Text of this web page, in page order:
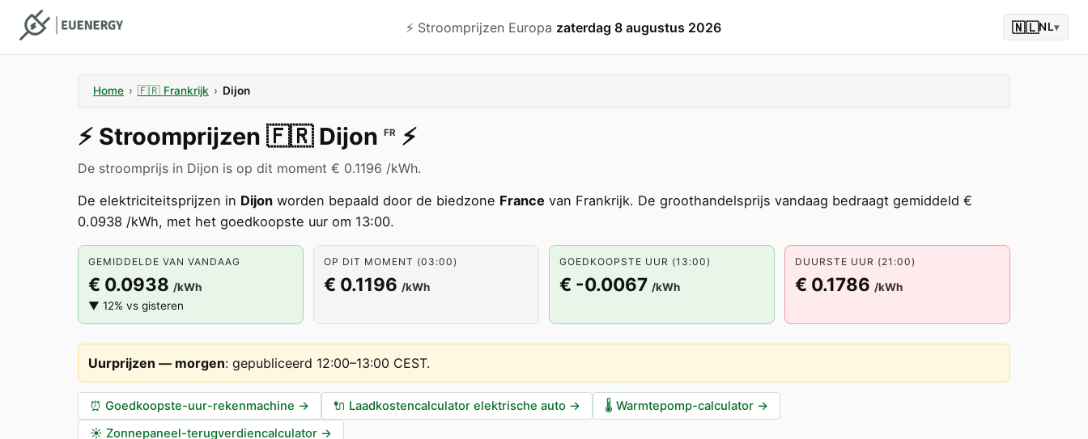
⚡️ Stroomprijzen Europa zaterdag 8 augustus 2026 🇳🇱NL▾
Home › 🇫🇷 Frankrijk › Dijon
⚡️ Stroomprijzen 🇫🇷 Dijon FR ⚡️
De stroomprijs in Dijon is op dit moment € 0.1196 /kWh.
De elektriciteitsprijzen in Dijon worden bepaald door de biedzone France van Frankrijk. De groothandelsprijs vandaag bedraagt gemiddeld €
0.0938 /kWh, met het goedkoopste uur om 13:00.
GEMIDDELDE VAN VANDAAG
€ 0.0938 /kWh
▼ 12% vs gisteren
OP DIT MOMENT (03:00)
€ 0.1196 /kWh
GOEDKOOPSTE UUR (13:00)
€ -0.0067 /kWh
DUURSTE UUR (21:00)
€ 0.1786 /kWh
Uurprijzen — morgen: gepubliceerd 12:00–13:00 CEST.
⏰ Goedkoopste-uur-rekenmachine → 🔌 Laadkostencalculator elektrische auto → 🌡️ Warmtepomp-calculator →
☀️ Zonnepaneel-terugverdiencalculator →